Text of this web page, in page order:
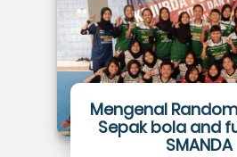
Mengenal
Sepak bola and
SMANDA